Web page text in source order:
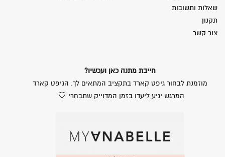
שאלות ותשובות
תקנון
צור קשר
חייבת מתנה כאן ועכשיו?
מוזמנת לבחור גיפט קארד בתקציב המתאים לך. הגיפט קארד
המרגש יגיע ליעדו בזמן המדוייק שתבחרי 🤍